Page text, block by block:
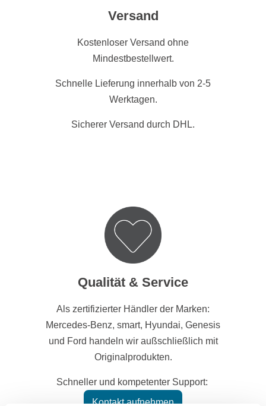
Versand
Kostenloser Versand ohne
Mindestbestellwert.
Schnelle Lieferung innerhalb von 2-5
Werktagen.
Sicherer Versand durch DHL.
Qualität & Service
Als zertifizierter Händler der Marken:
Mercedes-Benz, smart, Hyundai, Genesis
und Ford handeln wir außschließlich mit
Originalprodukten.
Schneller und kompetenter Support:
Kontakt aufnehmen